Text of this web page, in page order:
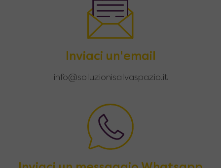
Inviaci un'email
info@soluzionisalvaspazio.it